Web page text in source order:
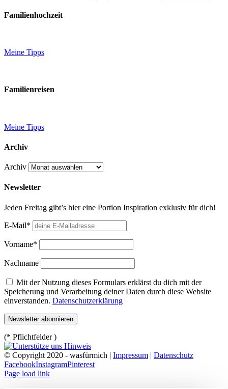
Familienhochzeit
Meine Tipps
Familienreisen
Meine Tipps
Archiv
Archiv
Newsletter
Jeden Freitag gibt’s hier eine Portion Inspiration exklusiv für dich!
E-Mail*
Vorname*
Nachname
Mit der Nutzung dieses Formulars erklärst du dich mit der
Speicherung und Verarbeitung deiner Daten durch diese Website
einverstanden. Datenschutzerklärung
(* Pflichtfelder )
© Copyright 2020 - wasfürmich | Impressum | Datenschutz
FacebookInstagramPinterest
Page load link